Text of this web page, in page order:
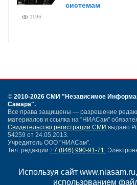
Используя сайт
использованием
системам
1196
© 2010-2026 СМИ "Независимое
Самара".
Все права защищены — разрешение
материалов и ссылка на "НИАСам"
Свидетельство регистрации СМИ выдано
54259 от 24.05.2013.
Учредитель ООО "НИАСам".
Тел. редакции +7 (846) 990-91-71.
Карта сайта